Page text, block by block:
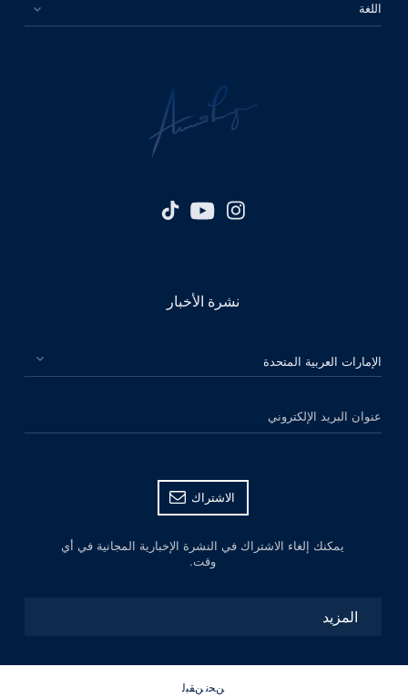
اللغة
نشرة الأخبار
الرجاء اختيار بلدك
عنوان البريد الإلكتروني
الاشتراك
يمكنك إلغاء الاشتراك في النشرة الإخبارية المجانية في أي
وقت.
المزيد
ﻦﺤﻧ ﻦﻘﺒﻟ